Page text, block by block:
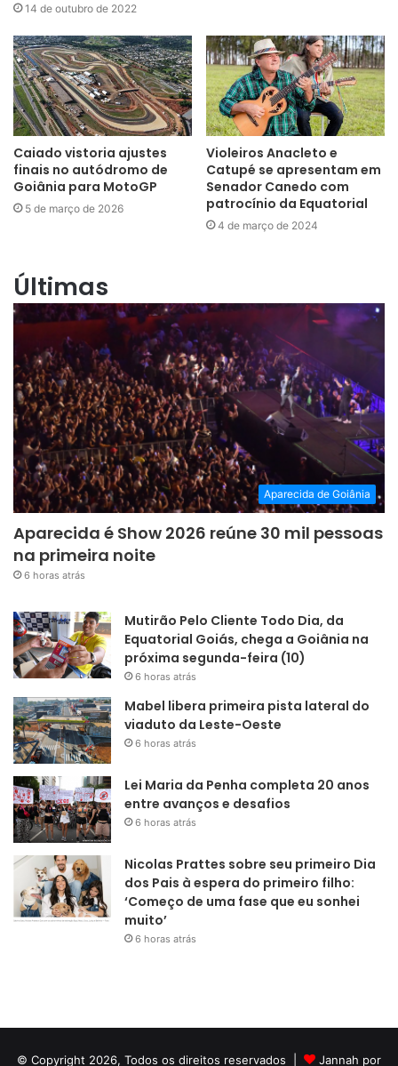
14 de outubro de 2022
Caiado vistoria ajustes
finais no autódromo de
Goiânia para MotoGP
5 de março de 2026
Violeiros Anacleto e
Catupé se apresentam em
Senador Canedo com
patrocínio da Equatorial
4 de março de 2024
Últimas
Aparecida de Goiânia
Aparecida é Show 2026 reúne 30 mil pessoas
na primeira noite
6 horas atrás
Mutirão Pelo Cliente Todo Dia, da
Equatorial Goiás, chega a Goiânia na
próxima segunda-feira (10)
6 horas atrás
Mabel libera primeira pista lateral do
viaduto da Leste-Oeste
6 horas atrás
Lei Maria da Penha completa 20 anos
entre avanços e desafios
6 horas atrás
Nicolas Prattes sobre seu primeiro Dia
dos Pais à espera do primeiro filho:
‘Começo de uma fase que eu sonhei
muito’
6 horas atrás
© Copyright 2026, Todos os direitos reservados | Jannah por